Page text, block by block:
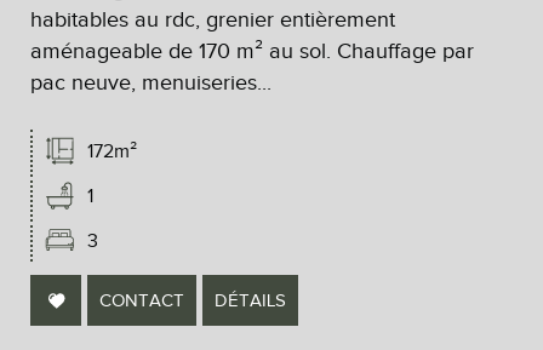
habitables au rdc, grenier entièrement
aménageable de 170 m² au sol. Chauffage par
pac neuve, menuiseries...
172m²
1
3
CONTACT DÉTAILS